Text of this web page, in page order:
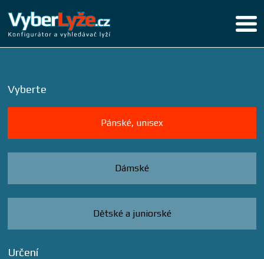
Vyberte
Pánské, unisex
Dámské
Dětské a juniorské
Určení